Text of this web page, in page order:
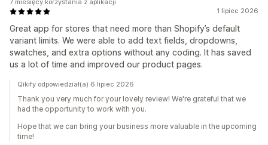
1 lipiec 2026
Great app for stores that need more than Shopify’s default
variant limits. We were able to add text fields, dropdowns,
swatches, and extra options without any coding. It has saved
us a lot of time and improved our product pages.
7 miesięcy korzystania z aplikacji
Qikify odpowiedział(a) 6 lipiec 2026
Thank you very much for your lovely review! We're grateful that we
had the opportunity to work with you.
Hope that we can bring your business more valuable in the upcoming
time!